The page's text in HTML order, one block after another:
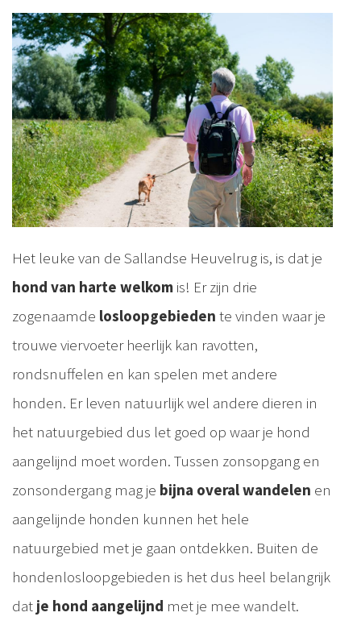
Het leuke van de Sallandse Heuvelrug is, is dat je
hond van harte welkom is! Er zijn drie
zogenaamde losloopgebieden te vinden waar je
trouwe viervoeter heerlijk kan ravotten,
rondsnuffelen en kan spelen met andere
honden. Er leven natuurlijk wel andere dieren in
het natuurgebied dus let goed op waar je hond
aangelijnd moet worden. Tussen zonsopgang en
zonsondergang mag je bijna overal wandelen en
aangelijnde honden kunnen het hele
natuurgebied met je gaan ontdekken. Buiten de
hondenlosloopgebieden is het dus heel belangrijk
dat je hond aangelijnd met je mee wandelt.